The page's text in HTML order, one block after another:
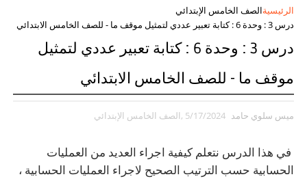
الرئيسيةالصف الخامس الإبتدائي
درس 3 : وحدة 6 : كتابة تعبير عددي لتمثيل موقف ما - للصف الخامس الابتدائي
درس 3 : وحدة 6 : كتابة تعبير عددي لتمثيل
موقف ما - للصف الخامس الابتدائي
ميس سلوي حامد 5/17/2024 ,الصف الخامس الإبتدائي
في هذا الدرس نتعلم كيفية اجراء العديد من العمليات
الحسابية حسب الترتيب الصحيح لاجراء العمليات الحسابية ،